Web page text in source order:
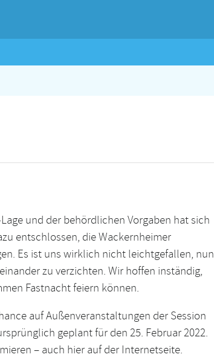
und der behördlichen Vorgaben hat sich
entschlossen, die Wackernheimer
Es ist uns wirklich nicht leichtgefallen, nun
zu verzichten. Wir hoffen inständig,
Fastnacht feiern können.
auf Außenveranstaltungen der Session
geplant für den 25. Februar 2022.
– auch hier auf der Internetseite.